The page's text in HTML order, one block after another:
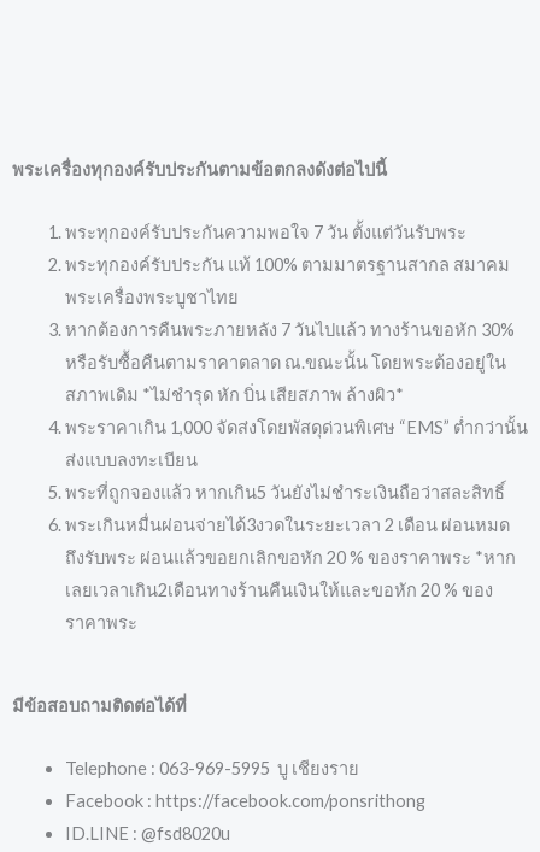
พระเครื่องทุกองค์รับประกันตามข้อตกลงดังต่อไปนี้
พระทุกองค์รับประกันความพอใจ 7 วัน ตั้งแต่วันรับพระ
พระทุกองค์รับประกัน แท้ 100% ตามมาตรฐานสากล สมาคม
พระเครื่องพระบูชาไทย
หากต้องการคืนพระภายหลัง 7 วันไปแล้ว ทางร้านขอหัก 30%
หรือรับซื้อคืนตามราคาตลาด ณ.ขณะนั้น โดยพระต้องอยู่ใน
สภาพเดิม *ไม่ชำรุด หัก บิ่น เสียสภาพ ล้างผิว*
พระราคาเกิน 1,000 จัดส่งโดยพัสดุด่วนพิเศษ “EMS” ต่ำกว่านั้น
ส่งแบบลงทะเบียน
พระที่ถูกจองแล้ว หากเกิน5 วันยังไม่ชำระเงินถือว่าสละสิทธิ์
พระเกินหมื่นผ่อนจ่ายได้3งวดในระยะเวลา 2 เดือน ผ่อนหมด
ถึงรับพระ ผ่อนแล้วขอยกเลิกขอหัก 20 % ของราคาพระ *หาก
เลยเวลาเกิน2เดือนทางร้านคืนเงินให้และขอหัก 20 % ของ
ราคาพระ
มีข้อสอบถามติดต่อได้ที่
Telephone : 063-969-5995 บู เชียงราย
Facebook : https://facebook.com/ponsrithong
ID.LINE : @fsd8020u